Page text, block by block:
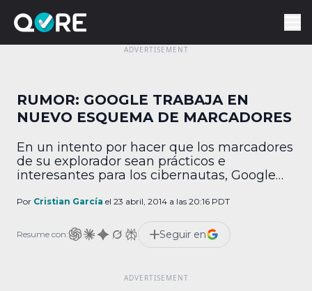
RUMOR: GOOGLE TRABAJA EN
NUEVO ESQUEMA DE MARCADORES
En un intento por hacer que los marcadores
de su explorador sean prácticos e
interesantes para los cibernautas, Google
y navegar en contenidos respaldados, mails,
nombre de la propuesta es Google Stars y
fue descubierta por Florian Kiersch, un
Por Cristian García el 23 abril, 2014 a las 20:16 PDT
Resume con: Seguir en